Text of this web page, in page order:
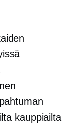
kauppiailta